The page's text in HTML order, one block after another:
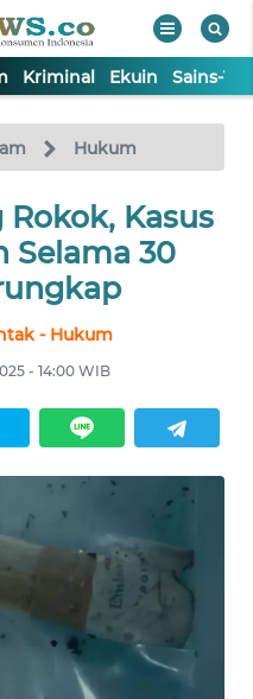
Kriminal Ekuin Sains-
Hukum
Kasus
Selama 30
- Hukum
- 14:00 WIB